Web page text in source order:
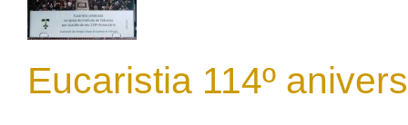
Eucaristia 114º